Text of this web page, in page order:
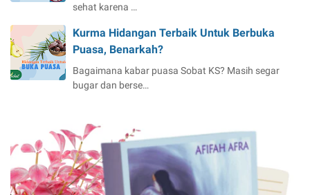
sehat karena …
Kurma Hidangan Terbaik Untuk Berbuka
Puasa, Benarkah?
Bagaimana kabar puasa Sobat KS? Masih segar
bugar dan berse…